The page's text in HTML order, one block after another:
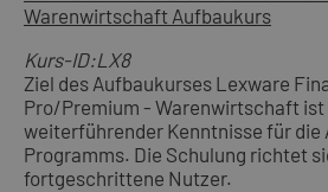
Warenwirtschaft Aufbaukurs
Kurs-ID:LX8
Ziel des Aufbaukurses Lexware
Pro/Premium - Warenwirtschaft ist
weiterführender Kenntnisse für die
Programms. Die Schulung richtet
fortgeschrittene Nutzer.